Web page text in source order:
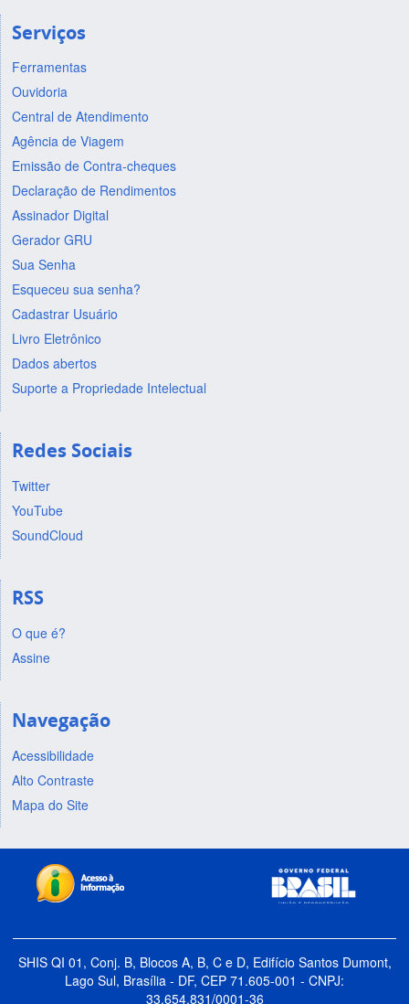
Serviços
Ferramentas
Ouvidoria
Central de Atendimento
Agência de Viagem
Emissão de Contra-cheques
Declaração de Rendimentos
Assinador Digital
Gerador GRU
Sua Senha
Esqueceu sua senha?
Cadastrar Usuário
Livro Eletrônico
Dados abertos
Suporte a Propriedade Intelectual
Redes Sociais
Twitter
YouTube
SoundCloud
RSS
O que é?
Assine
Navegação
Acessibilidade
Alto Contraste
Mapa do Site
SHIS QI 01, Conj. B, Blocos A, B, C e D, Edifício Santos Dumont,
Lago Sul, Brasília - DF, CEP 71.605-001 - CNPJ:
33.654.831/0001-36